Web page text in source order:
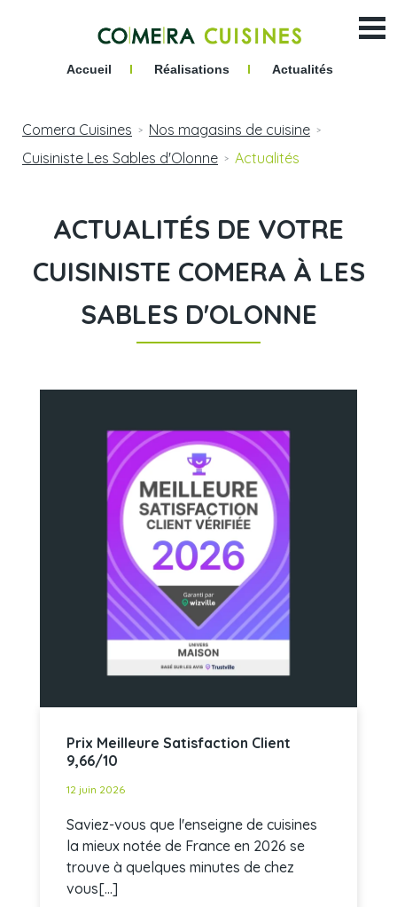
Accueil I Réalisations I Actualités
Comera Cuisines > Nos magasins de cuisine >
Cuisiniste Les Sables d'Olonne > Actualités
ACTUALITÉS DE VOTRE
CUISINISTE COMERA À LES
SABLES D'OLONNE
Prix Meilleure Satisfaction Client
9,66/10
12 juin 2026
Saviez-vous que l'enseigne de cuisines
la mieux notée de France en 2026 se
trouve à quelques minutes de chez
vous[...]